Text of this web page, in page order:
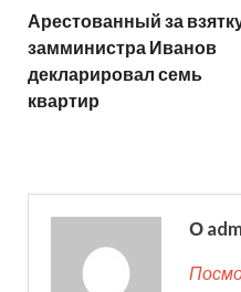
Арестованный за
замминистра Иванов
декларировал семь
квартир
О